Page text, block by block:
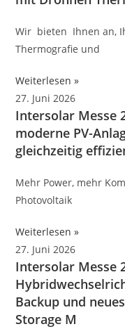
Wir bieten Ihnen an,
Thermografie und
Weiterlesen »
27. Juni 2026
Intersolar Messe
moderne PV-
gleichzeitig
Mehr Power, mehr
Photovoltaik
Weiterlesen »
27. Juni 2026
Intersolar Messe
Backup und
Storage M